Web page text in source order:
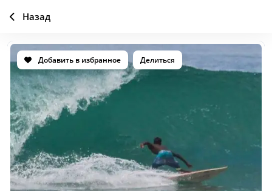
Добавить в избранное Делиться
Назад